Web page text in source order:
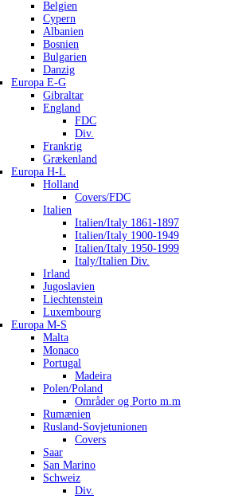
Belgien
Cypern
Albanien
Bosnien
Bulgarien
Danzig
Europa E-G
Gibraltar
England
FDC
Div.
Frankrig
Grækenland
Europa H-L
Holland
Covers/FDC
Italien
Italien/Italy 1861-1897
Italien/Italy 1900-1949
Italien/Italy 1950-1999
Italy/Italien Div.
Irland
Jugoslavien
Liechtenstein
Luxembourg
Europa M-S
Malta
Monaco
Portugal
Madeira
Polen/Poland
Områder og Porto m.m
Rumænien
Rusland-Sovjetunionen
Covers
Saar
San Marino
Schweiz
Div.